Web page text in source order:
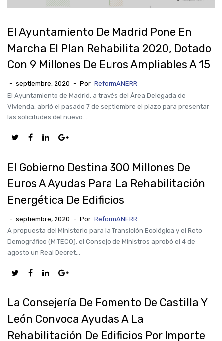
El Ayuntamiento De Madrid Pone En
Marcha El Plan Rehabilita 2020, Dotado
Con 9 Millones De Euros Ampliables A 15
- septiembre, 2020 - Por ReformANERR
El Ayuntamiento de Madrid, a través del Área Delegada de
Vivienda, abrió el pasado 7 de septiembre el plazo para presentar
las solicitudes del nuevo...
El Gobierno Destina 300 Millones De
Euros A Ayudas Para La Rehabilitación
Energética De Edificios
- septiembre, 2020 - Por ReformANERR
A propuesta del Ministerio para la Transición Ecológica y el Reto
Demográfico (MITECO), el Consejo de Ministros aprobó el 4 de
agosto un Real Decret...
La Consejería De Fomento De Castilla Y
León Convoca Ayudas A La
Rehabilitación De Edificios Por Importe